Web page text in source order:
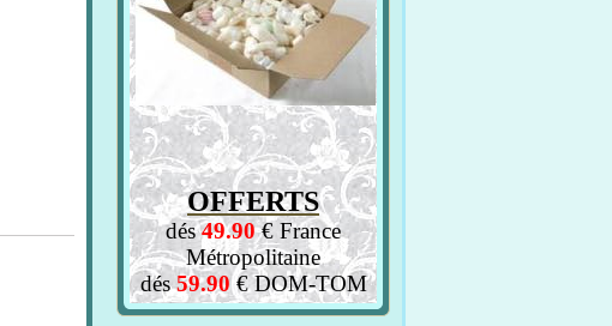
OFFERTS
dés49.90€ France
Métropolitaine
dés59.90€ DOM-TOM